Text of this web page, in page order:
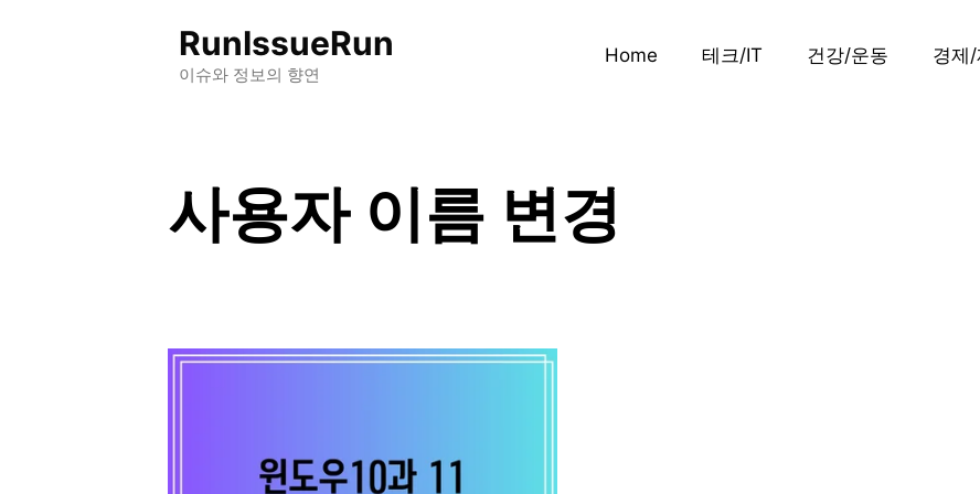
RunIssueRun
이슈와 정보의 향연
Home 테크/IT 건강/운동 경제
사용자 이름 변경